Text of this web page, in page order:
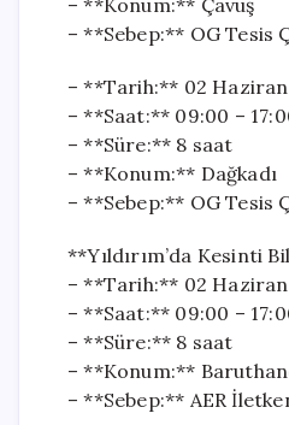
– **Konum:** Çavuş
– **Sebep:** OG Tesis
– **Tarih:** 02 Haziran
– **Saat:** 09:00 –
– **Süre:** 8 saat
– **Konum:** Dağkadı
– **Sebep:** OG Tesis
**Yıldırım’da Kesinti
– **Tarih:** 02 Haziran
– **Saat:** 09:00 –
– **Süre:** 8 saat
– **Konum:**
– **Sebep:** AER